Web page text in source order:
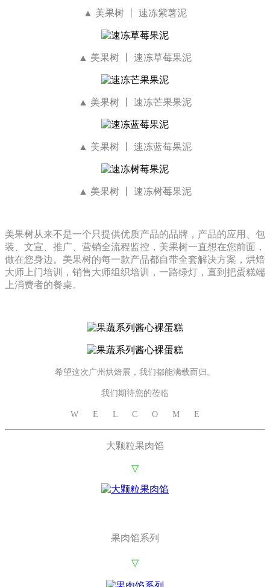
▲ 美果树 丨 速冻紫薯泥
▲ 美果树 丨 速冻草莓果泥
▲ 美果树 丨 速冻芒果果泥
▲ 美果树 丨 速冻蓝莓果泥
▲ 美果树 丨 速冻树莓果泥
美果树从来不是一个只提供优质产品的品牌，产品的应用、包
装、文宣、推广、营销全流程监控，美果树一直想在您前面，
做在您身边。美果树的每一款产品都自带全套解决方案，烘焙
大师上门培训，销售大师组织培训，一路绿灯，直到把蛋糕端
上消费者的餐桌。
希望这次广州烘焙展，我们都能满载而归。
我们期待您的莅临
W E L C O M E
大颗粒果肉馅
▽
果肉馅系列
▽